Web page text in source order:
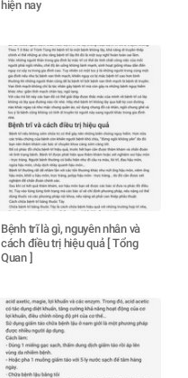
hiện nay
Bệnh trĩ là gì, nguyên nhân và
cách điều trị hiệu quả [ Tổng
Quan ]